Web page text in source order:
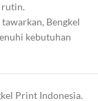
rutin.
Bengkel
kebutuhan
Print Indonesia.